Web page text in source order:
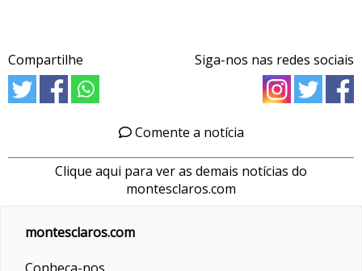
Compartilhe Siga-nos nas redes sociais
Comente a notícia
Clique aqui para ver as demais notícias do
montesclaros.com
montesclaros.com
Conheça-nos